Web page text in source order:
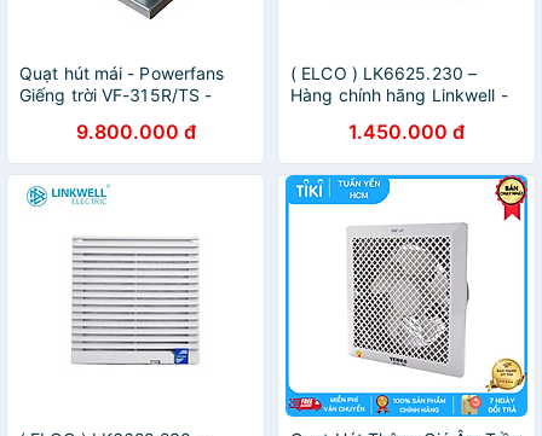
Quạt hút mái - Powerfans
Giếng trời VF-315R/TS -
9.800.000 đ
( ELCO ) LK6625.230 –
Hàng chính hãng Linkwell -
230VAC1.450.000 đ